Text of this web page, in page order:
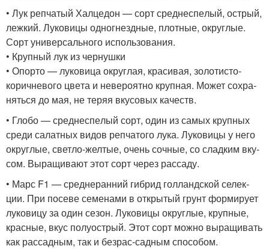
• Лук реп­ча­тый Хал­це­дон — сорт сред­не­спе­лый, ост­рый,
леж­кий. Луко­ви­цы одно­гнезд­ные, плот­ные, округ­лые.
Сорт уни­вер­саль­но­го использования.
• Круп­ный лук из чернушки
• Опор­то — луко­ви­ца округ­лая, кра­си­вая, золо­ти­сто-
корич­не­во­го цве­та и неве­ро­ят­но круп­ная. Может сохра­
нять­ся до мая, не теряя вку­со­вых качеств.
• Гло­бо — сред­не­спе­лый сорт, один из самых круп­ных
сре­ди салат­ных видов реп­ча­то­го лука. Луко­ви­цы у него
округ­лые, свет­ло-жел­тые, очень соч­ные, со слад­ким вку­
сом. Выра­щи­ва­ют этот сорт через рассаду.
• Марс F1 — сред­не­ран­ний гибрид гол­ланд­ской селек­
ции. При посе­ве семе­на­ми в откры­тый грунт фор­ми­ру­ет
луко­ви­цу за один сезон. Луко­ви­цы округ­лые, круп­ные,
крас­ные, вкус полу­ост­рый. Этот сорт мож­но выра­щи­вать
как рас­сад­ным, так и без­рас-сад­ным способом.